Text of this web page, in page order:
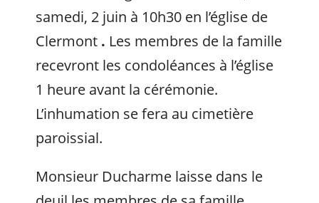
samedi, 2 juin à 10h30 en l’église de
Clermont . Les membres de la famille
recevront les condoléances à l’église
1 heure avant la cérémonie.
L’inhumation se fera au cimetière
paroissial.
Monsieur Ducharme laisse dans le